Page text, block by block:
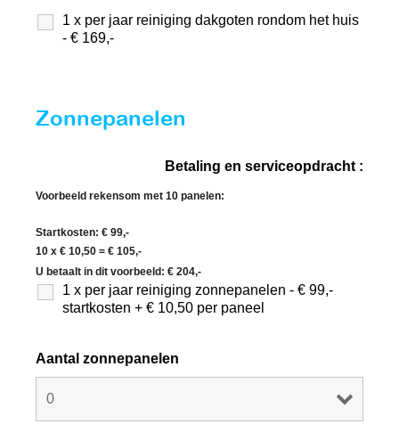
1 x per jaar reiniging dakgoten rondom het huis
- € 169,-
Zonnepanelen
Betaling en serviceopdracht :
1 x per jaar reiniging zonnepanelen - € 99,-
startkosten + € 10,50 per paneel
Voorbeeld rekensom met 10 panelen:
Startkosten: € 99,-
10 x € 10,50 = € 105,-
U betaalt in dit voorbeeld: € 204,-
Aantal zonnepanelen